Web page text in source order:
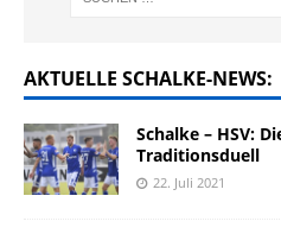
AKTUELLE SCHALKE-NEWS:
Schalke – HSV:
Traditionsduell
22. Juli 2021